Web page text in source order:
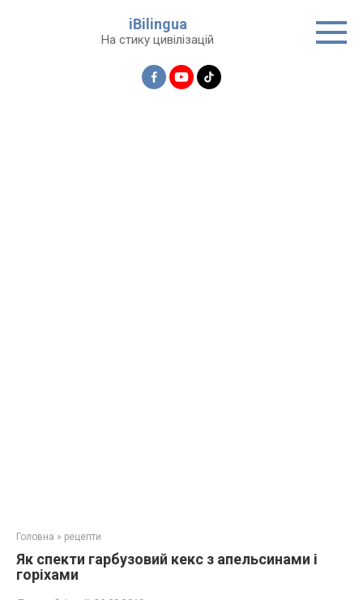
iBilingua
На стику цивілізацій
Головна » рецепти
Як спекти гарбузовий кекс з апельсинами і
горіхами